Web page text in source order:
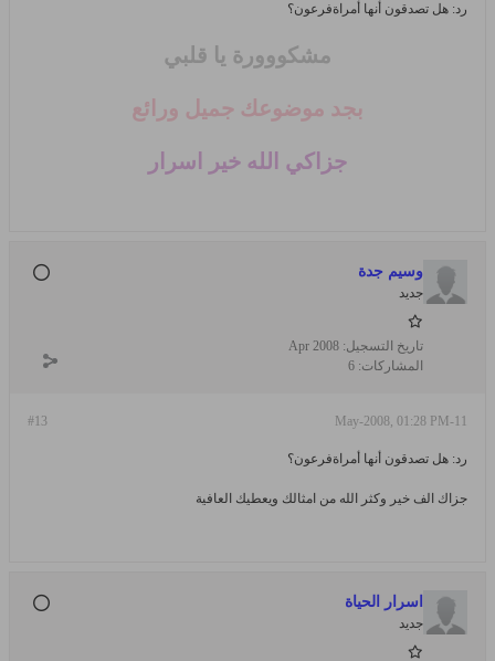
رد: هل تصدقون أنها أمراةفرعون؟
مشكووورة يا قلبي
بجد موضوعك جميل ورائع
جزاكي الله خير اسرار
وسيم جدة
جديد
تاريخ التسجيل: Apr 2008
المشاركات: 6
#13 11-May-2008, 01:28 PM
رد: هل تصدقون أنها أمراةفرعون؟
جزاك الف خير وكثر الله من امثالك ويعطيك العافية
اسرار الحياة
جديد